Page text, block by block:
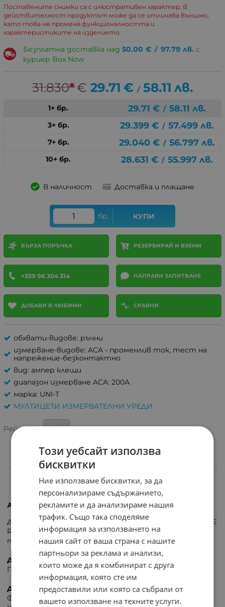
Поставените снимки са с илюстративен характер. В
действителност продуктът може да се отличава външно,
като това не променя функционалността и
характеристиките на изделието.
Безплатна доставка над 50.00 € / 97.79 лв. с
куриер Box Now
31.830*€ 29.71 € / 58.11 лв.
1+ бр. 29.71 € / 58.11 лв.
3+ бр. 29.399 € / 57.499 лв.
7+ бр. 29.040 € / 56.797 лв.
10+ бр. 28.631 € / 55.997 лв.
В наличност Доставка и плащане
бр. КУПИ
БЪРЗА ПОРЪЧКА РЕЗЕРВИРАЙ И ВЗЕМИ
+359 96 304 314 НАПРАВИ ЗАПИТВАНЕ
ДОБАВИ В ЛЮБИМИ СРАВНИ
обхвати-видове: ръчни
измерване-видове: ACA - променлив ток, тест на
напрежение-безконтактно
вид: ампер клещи
диапазон измерване ACA: 200A
марка: UNI-T
МУЛТИЦЕТИ ИЗМЕРВАТЕЛНИ УРЕДИ
Рейтинг:
ИНФОРМАЦИЯ
Ампер клещи Uni-T UT210B
Джобният измервателен уред UT210B с функция TRUE
RMS позволява бързи и удобни измервания на
променлив ток AC 2A/20A/200A.
ДИАПАЗОНИ НА ИЗМЕРВАНЕ
Променлив ток: 2 A/ 20 A/ 200 A ±(2,5%+20)
ДОПЪЛНИТЕЛНИ ФУНКЦИИ:
Функция за откриване на електрическо поле (NCV)
Този уебсайт използва
бисквитки
Ние използваме бисквитки, за да
персонализираме съдържанието,
рекламите и да анализираме нашия
трафик. Също така споделяме
информация за използването на
нашия сайт от ваша страна с нашите
партньори за реклама и анализи,
които може да я комбинират с друга
информация, която сте им
предоставили или която са събрали от
вашето използване на техните услуги.